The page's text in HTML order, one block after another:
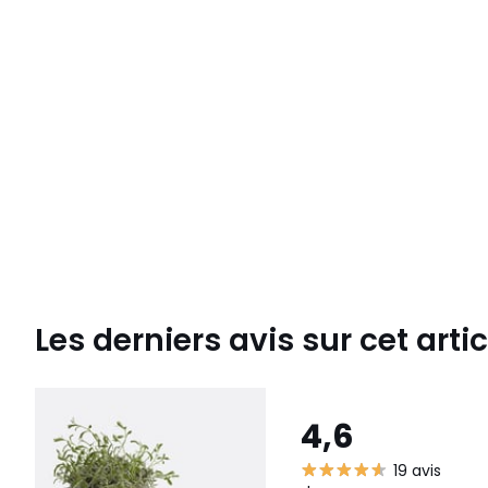
Les derniers avis sur cet
4,6
19 avis